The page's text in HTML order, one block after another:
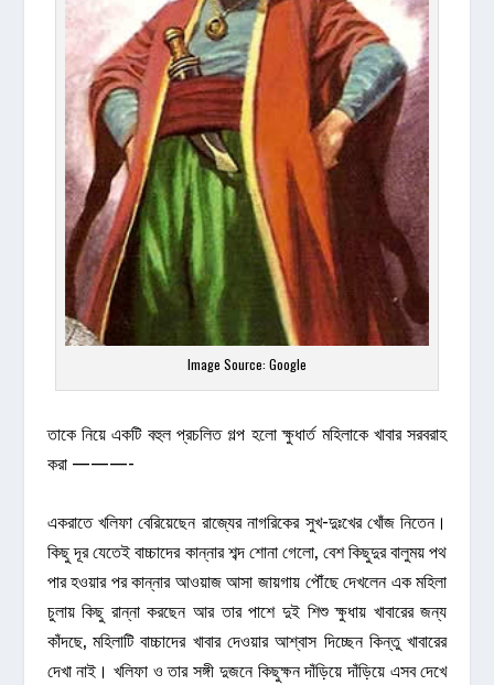
Image Source: Google
তাকে নিয়ে একটি বহুল প্রচলিত গল্প হলো ক্ষুধার্ত মহিলাকে খাবার সরবরাহ
করা ———-
একরাতে খলিফা বেরিয়েছেন রাজ্যের নাগরিকের সুখ-দুঃখের খোঁজ নিতেন।
কিছু দূর যেতেই বাচ্চাদের কান্নার শব্দ শোনা গেলো, বেশ কিছুদুর বালুময় পথ
পার হওয়ার পর কান্নার আওয়াজ আসা জায়গায় পৌঁছে দেখলেন এক মহিলা
চুলায় কিছু রান্না করছেন আর তার পাশে দুই শিশু ক্ষুধায় খাবারের জন্য
কাঁদছে, মহিলাটি বাচ্চাদের খাবার দেওয়ার আশ্বাস দিচ্ছেন কিন্তু খাবারের
দেখা নাই। খলিফা ও তার সঙ্গী দুজনে কিছুক্ষন দাঁড়িয়ে দাঁড়িয়ে এসব দেখে